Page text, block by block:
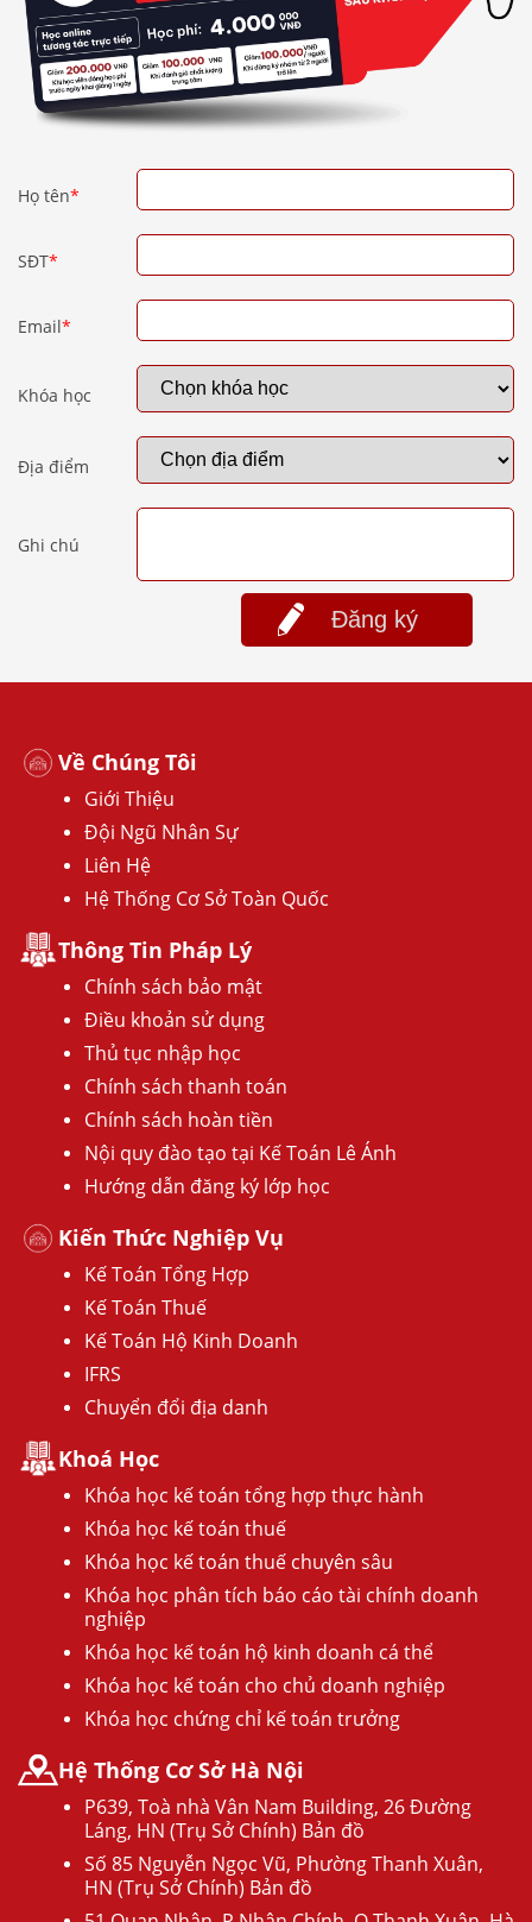
Họ tên*
SĐT*
Email*
Khóa học
Địa điểm
Ghi chú
Đăng ký
Về Chúng Tôi
Giới Thiệu
Đội Ngũ Nhân Sự
Liên Hệ
Hệ Thống Cơ Sở Toàn Quốc
Thông Tin Pháp Lý
Chính sách bảo mật
Điều khoản sử dụng
Thủ tục nhập học
Chính sách thanh toán
Chính sách hoàn tiền
Nội quy đào tạo tại Kế Toán Lê Ánh
Hướng dẫn đăng ký lớp học
Kiến Thức Nghiệp Vụ
Kế Toán Tổng Hợp
Kế Toán Thuế
Kế Toán Hộ Kinh Doanh
IFRS
Chuyển đổi địa danh
Khoá Học
Khóa học kế toán tổng hợp thực hành
Khóa học kế toán thuế
Khóa học kế toán thuế chuyên sâu
Khóa học phân tích báo cáo tài chính doanh
nghiệp
Khóa học kế toán hộ kinh doanh cá thể
Khóa học kế toán cho chủ doanh nghiệp
Khóa học chứng chỉ kế toán trưởng
Hệ Thống Cơ Sở Hà Nội
P639, Toà nhà Vân Nam Building, 26 Đường
Láng, HN (Trụ Sở Chính) Bản đồ
Số 85 Nguyễn Ngọc Vũ, Phường Thanh Xuân,
HN (Trụ Sở Chính) Bản đồ